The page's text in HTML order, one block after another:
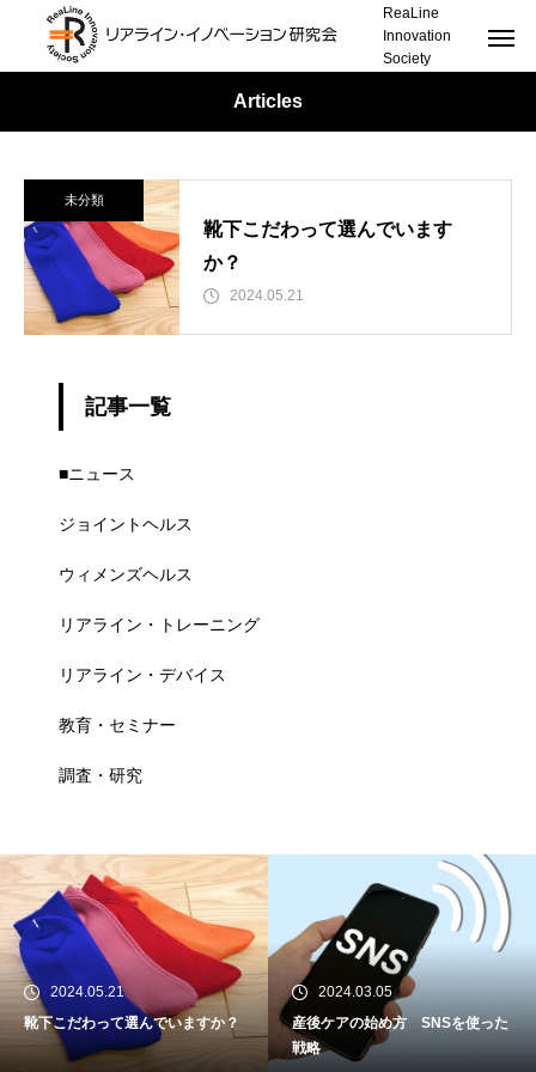
ReaLine
Innovation
Society
Articles
未分類
靴下こだわって選んでいます
か？
2024.05.21
記事一覧
■ニュース
ジョイントヘルス
ウィメンズヘルス
リアライン・トレーニング
リアライン・デバイス
教育・セミナー
調査・研究
2024.05.21
靴下こだわって選んでいますか？
2024.03.05
産後ケアの始め方 SNSを使った
戦略